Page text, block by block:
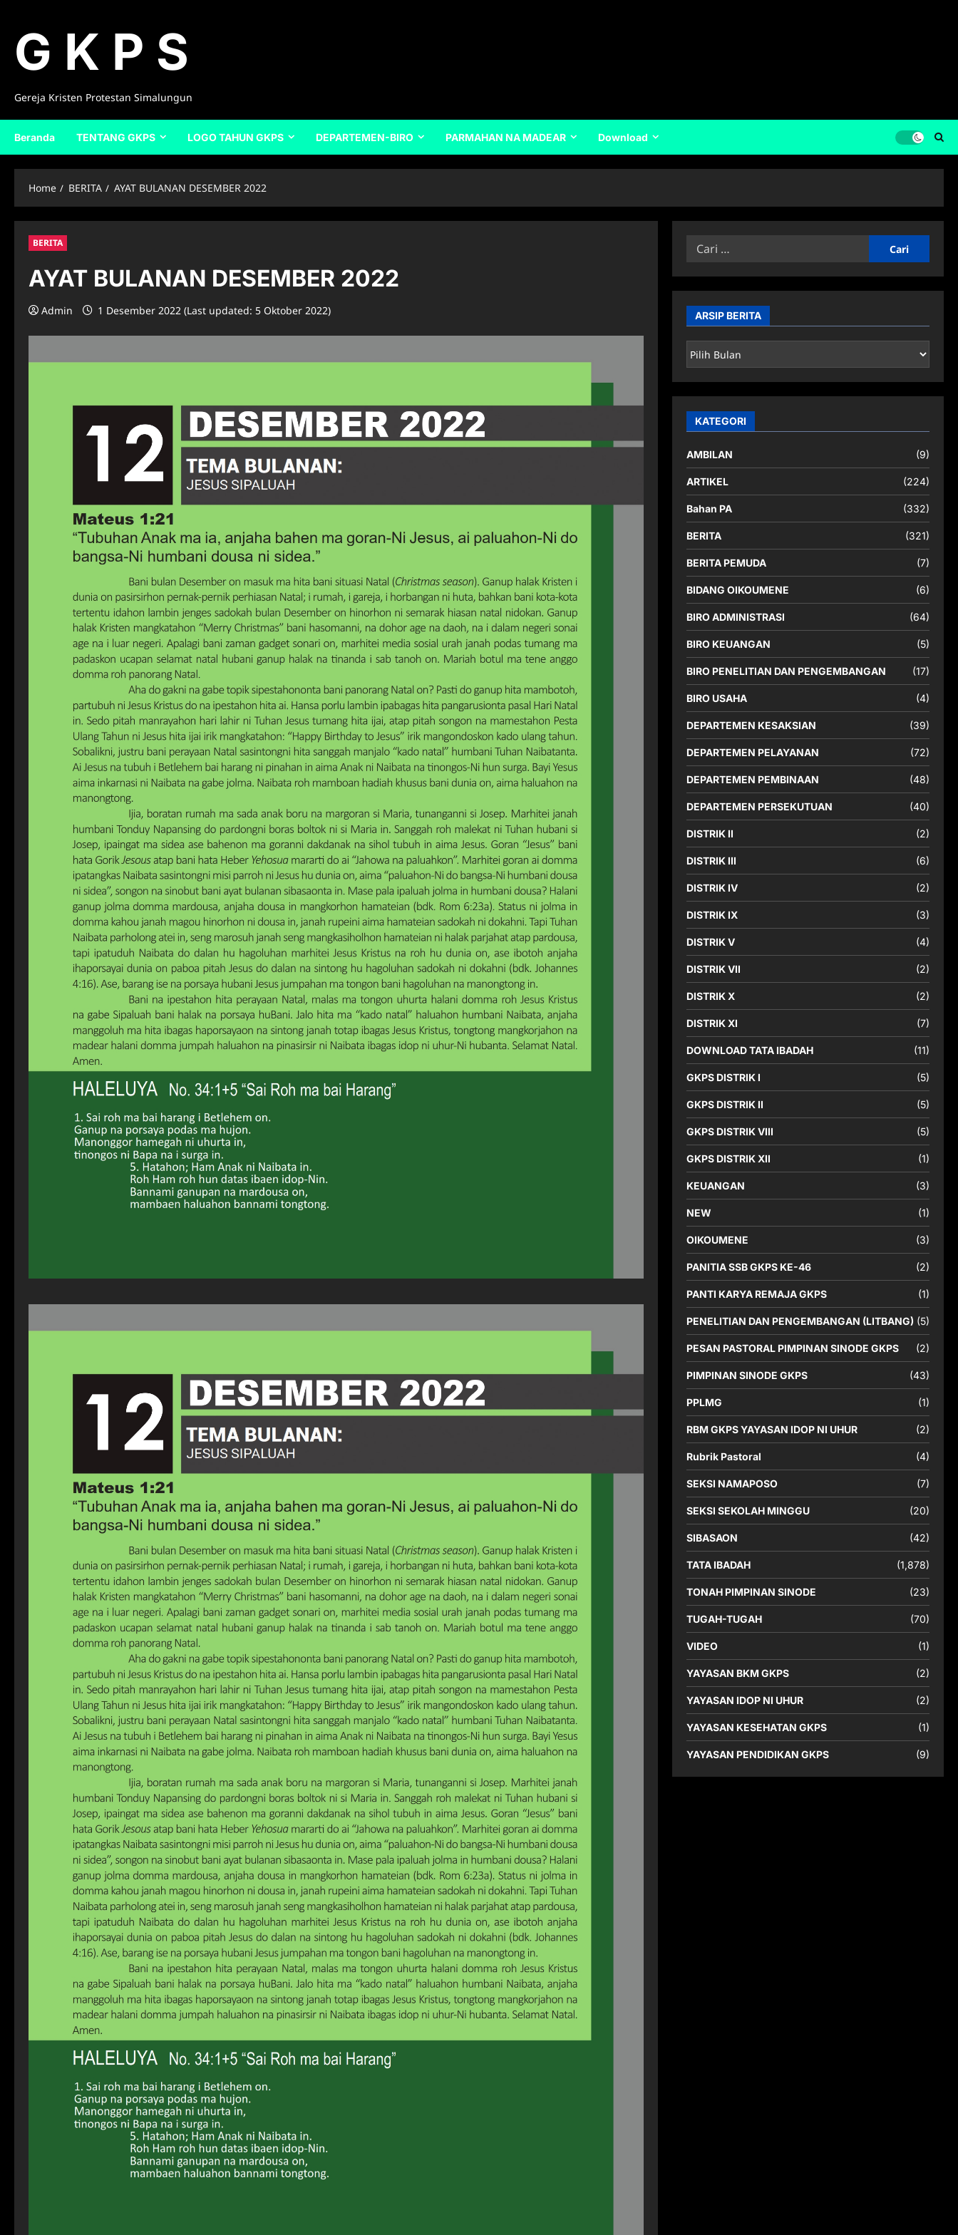
contentG K P S
Gereja Kristen Protestan Simalungun
Beranda TENTANG GKPS LOGO TAHUN GKPS DEPARTEMEN-BIRO PARMAHAN NA MADEAR Download
Home BERITA AYAT BULANAN DESEMBER 2022
BERITA
AYAT BULANAN DESEMBER 2022
Admin 1 Desember 2022 (Last updated: 5 Oktober 2022)
Cari
ARSIP BERITA
ARSIP
BERITA
KATEGORI
AMBILAN (9)
ARTIKEL (224)
Bahan PA (332)
BERITA (321)
BERITA PEMUDA (7)
BIDANG OIKOUMENE (6)
BIRO ADMINISTRASI (64)
BIRO KEUANGAN (5)
BIRO PENELITIAN DAN PENGEMBANGAN (17)
BIRO USAHA (4)
DEPARTEMEN KESAKSIAN (39)
DEPARTEMEN PELAYANAN (72)
DEPARTEMEN PEMBINAAN (48)
DEPARTEMEN PERSEKUTUAN (40)
DISTRIK II (2)
DISTRIK III (6)
DISTRIK IV (2)
DISTRIK IX (3)
DISTRIK V (4)
DISTRIK VII (2)
DISTRIK X (2)
DISTRIK XI (7)
DOWNLOAD TATA IBADAH (11)
GKPS DISTRIK I (5)
GKPS DISTRIK II (5)
GKPS DISTRIK VIII (5)
GKPS DISTRIK XII (1)
KEUANGAN (3)
NEW (1)
OIKOUMENE (3)
PANITIA SSB GKPS KE-46 (2)
PANTI KARYA REMAJA GKPS (1)
PENELITIAN DAN PENGEMBANGAN (LITBANG) (5)
PESAN PASTORAL PIMPINAN SINODE GKPS (2)
PIMPINAN SINODE GKPS (43)
PPLMG (1)
RBM GKPS YAYASAN IDOP NI UHUR (2)
Rubrik Pastoral (4)
SEKSI NAMAPOSO (7)
SEKSI SEKOLAH MINGGU (20)
SIBASAON (42)
TATA IBADAH (1,878)
TONAH PIMPINAN SINODE (23)
TUGAH-TUGAH (70)
VIDEO (1)
YAYASAN BKM GKPS (2)
YAYASAN IDOP NI UHUR (2)
YAYASAN KESEHATAN GKPS (1)
YAYASAN PENDIDIKAN GKPS (9)